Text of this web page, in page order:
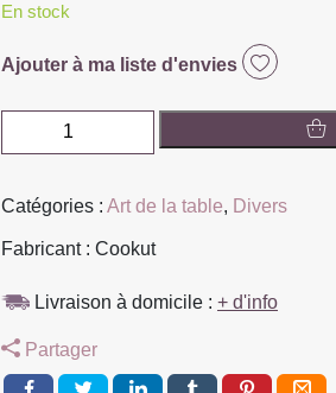
En stock
Ajouter à ma liste d'envies
quantité
de
DE
BOUTEILLE
DE
BLANC
Catégories : Art de la table, Divers
Fabricant : Cookut
Livraison à domicile : + d'info
Partager